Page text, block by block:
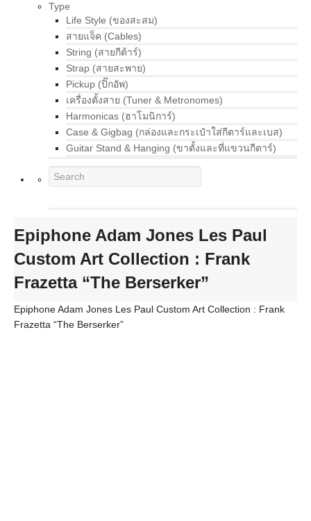
Type
Life Style (ของสะสม)
สายแจ็ค (Cables)
String (สายกีต้าร์)
Strap (สายสะพาย)
Pickup (ปิ๊กอัพ)
เครื่องตั้งสาย (Tuner & Metronomes)
Harmonicas (ฮาโมนิการ์)
Case & Gigbag (กล่องและกระเป๋าใส่กีตาร์และเบส)
Guitar Stand & Hanging (ขาตั้งและที่แขวนกีตาร์)
Epiphone Adam Jones Les Paul
Custom Art Collection : Frank
Frazetta “The Berserker”
Epiphone Adam Jones Les Paul Custom Art Collection : Frank
Frazetta “The Berserker”